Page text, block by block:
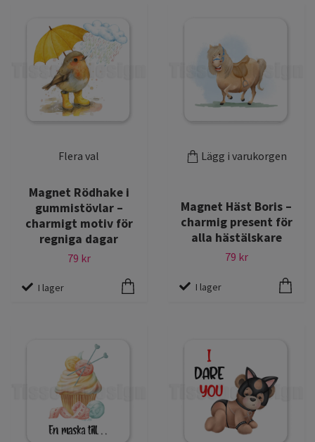
Flera val
Magnet Rödhake i
gummistövlar –
charmigt motiv för
regniga dagar
79 kr
I lager
Lägg i varukorgen
Magnet Häst Boris –
charmig present för
alla hästälskare
79 kr
I lager